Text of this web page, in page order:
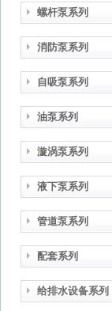
螺杆泵系列
消防泵系列
自吸泵系列
油泵系列
漩涡泵系列
液下泵系列
管道泵系列
配套系列
给排水设备系列